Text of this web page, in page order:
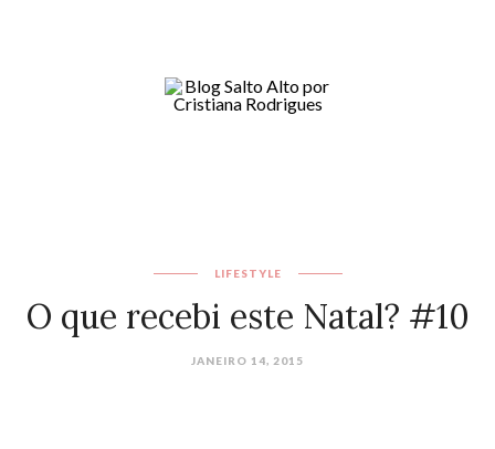
LIFESTYLE
O que recebi este Natal? #10
JANEIRO 14, 2015